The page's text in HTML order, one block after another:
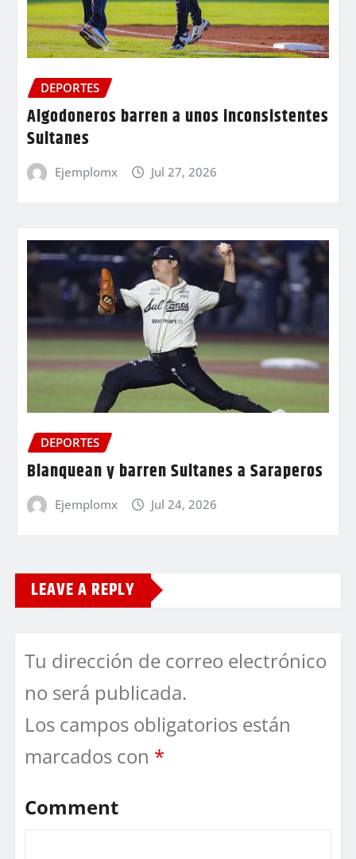
DEPORTES
Algodoneros barren a unos inconsistentes
Sultanes
Ejemplomx Jul 27, 2026
DEPORTES
Blanquean y barren Sultanes a Saraperos
Ejemplomx Jul 24, 2026
LEAVE A REPLY
Tu dirección de correo electrónico
no será publicada.
Los campos obligatorios están
marcados con *
Comment